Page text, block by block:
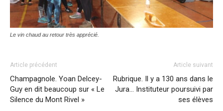
Le vin chaud au retour très apprécié.
Article précédent
Champagnole. Yoan Delcey-
Guy en dit beaucoup sur « Le
Silence du Mont Rivel »
Article suivant
Rubrique. Il y a 130 ans dans le
Jura… Instituteur poursuivi par
ses élèves